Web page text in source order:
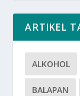
ARTIKEL
ALKOHOL
BALAPAN